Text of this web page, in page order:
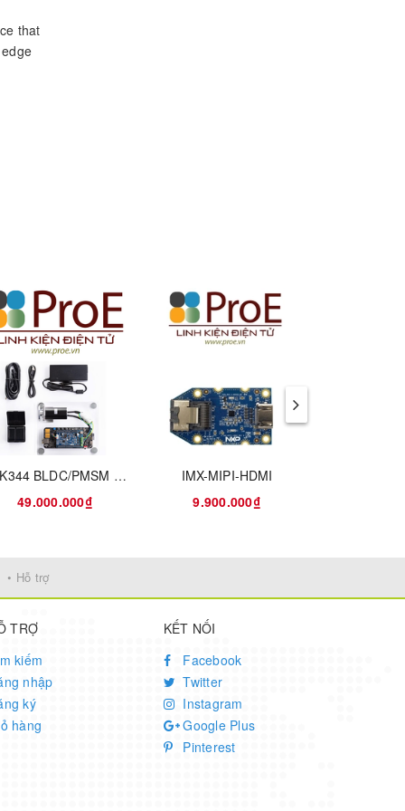
that
S32K344 BLDC/PMSM Development Kit
49.000.000₫
IMX-MIPI-HDMI
9.900.000₫
• Hỗ trợ
TRỢ
kiếm
nhập
ký
hàng
KẾT NỐI
Facebook
Twitter
Instagram
Google Plus
Pinterest